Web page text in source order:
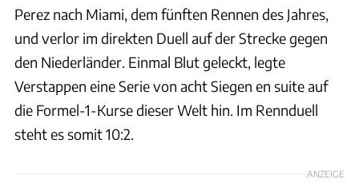
Perez nach Miami, dem fünften Rennen des Jahres,
und verlor im direkten Duell auf der Strecke gegen
den Niederländer. Einmal Blut geleckt, legte
Verstappen eine Serie von acht Siegen en suite auf
die Formel-1-Kurse dieser Welt hin. Im Rennduell
steht es somit 10:2.
ANZEIGE